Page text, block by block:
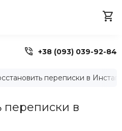

 +38 (093) 039-92-84
переписки в
переписки в